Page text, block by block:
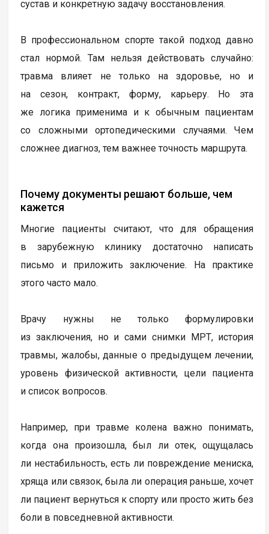
сустав и конкретную задачу восстановления.
В профессиональном спорте такой подход давно
стал нормой. Там нельзя действовать случайно:
травма влияет не только на здоровье, но и
на сезон, контракт, форму, карьеру. Но эта
же логика применима и к обычным пациентам
со сложными ортопедическими случаями. Чем
сложнее диагноз, тем важнее точность маршрута.
Почему документы решают больше, чем
кажется
Многие пациенты считают, что для обращения
в зарубежную клинику достаточно написать
письмо и приложить заключение. На практике
этого часто мало.
Врачу нужны не только формулировки
из заключения, но и сами снимки МРТ, история
травмы, жалобы, данные о предыдущем лечении,
уровень физической активности, цели пациента
и список вопросов.
Например, при травме колена важно понимать,
когда она произошла, был ли отек, ощущалась
ли нестабильность, есть ли повреждение мениска,
хряща или связок, была ли операция раньше, хочет
ли пациент вернуться к спорту или просто жить без
боли в повседневной активности.